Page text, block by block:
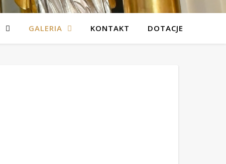
GALERIA KONTAKT DOTACJE